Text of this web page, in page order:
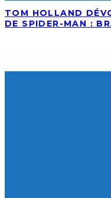
TOM HOLLAND
DE SPIDER-MAN :